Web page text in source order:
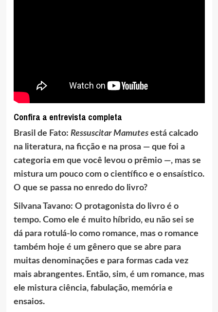
Confira a entrevista completa
Brasil de Fato: Ressuscitar Mamutesestá calcado
na literatura, na ficção e na prosa — que foi a
categoria em que você levou o prêmio —, mas se
mistura um pouco com o científico e o ensaístico.
O que se passa no enredo do livro?
Silvana Tavano: O protagonista do livro é o
tempo. Como ele é muito híbrido, eu não sei se
dá para rotulá-lo como romance, mas o romance
também hoje é um gênero que se abre para
muitas denominações e para formas cada vez
mais abrangentes. Então, sim, é um romance, mas
ele mistura ciência, fabulação, memória e
ensaios.